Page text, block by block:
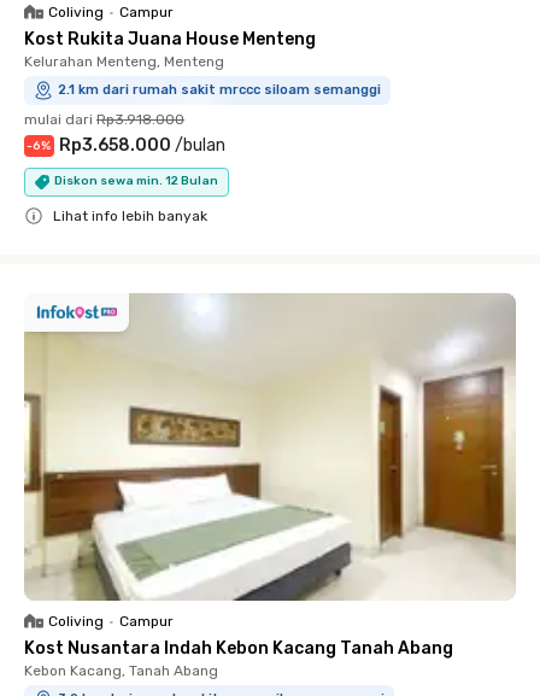
Coliving • Campur
Kost Rukita Juana House Menteng
Kelurahan Menteng, Menteng
2.1 km dari rumah sakit mrccc siloam semanggi
mulai dari Rp3.918.000
-6% Rp3.658.000 /bulan
Diskon sewa min. 12 Bulan
Lihat info lebih banyak
Coliving • Campur
Kost Nusantara Indah Kebon Kacang Tanah Abang
Kebon Kacang, Tanah Abang